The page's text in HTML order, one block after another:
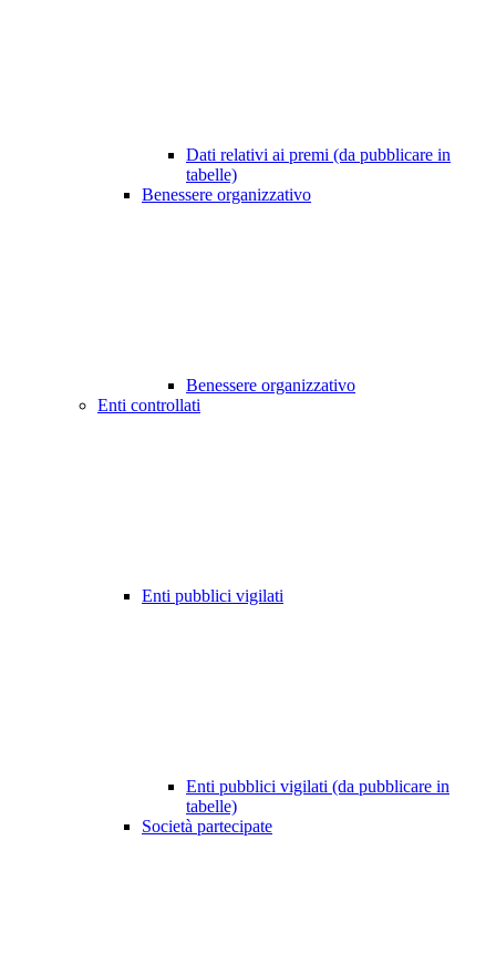
Dati relativi ai premi (da pubblicare in
tabelle)
Benessere organizzativo
Benessere organizzativo
Enti controllati
Enti pubblici vigilati
Enti pubblici vigilati (da pubblicare in
tabelle)
Società partecipate